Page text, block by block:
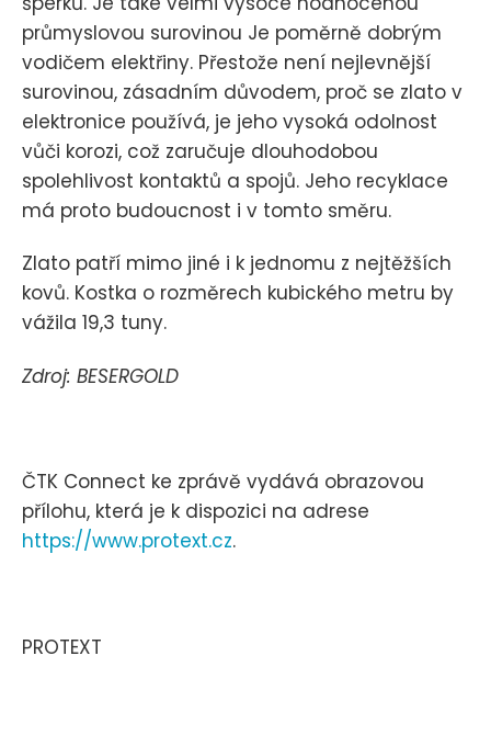
průmyslovou surovinou Je poměrně dobrým
vodičem elektřiny. Přestože není nejlevnější
surovinou, zásadním důvodem, proč se zlato v
elektronice používá, je jeho vysoká odolnost
vůči korozi, což zaručuje dlouhodobou
spolehlivost kontaktů a spojů. Jeho recyklace
má proto budoucnost i v tomto směru.
Zlato patří mimo jiné i k jednomu z nejtěžších
kovů. Kostka o rozměrech kubického metru by
vážila 19,3 tuny.
Zdroj: BESERGOLD
ČTK Connect ke zprávě vydává obrazovou
přílohu, která je k dispozici na adrese
https://www.protext.cz.
PROTEXT